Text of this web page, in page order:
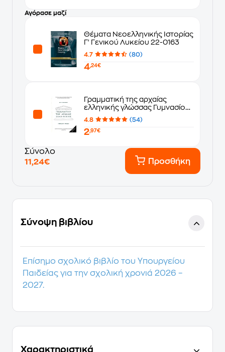
Αγόρασε μαζί
Θέματα Νεοελληνικής Ιστορίας
Γ' Γενικού Λυκείου 22-0163
4.7 (80)
4,24€
Γραμματική της αρχαίας
ελληνικής γλώσσας Γυμνασίου
- Λυκείου 22-0012
4.8 (54)
2,97€
Σύνολο
11,24€
Προσθήκη
Σύνοψη βιβλίου
Επίσημο σχολικό βιβλίο του Υπουργείου
Παιδείας για την σχολική χρονιά 2026 –
2027.
Χαρακτηριστικά